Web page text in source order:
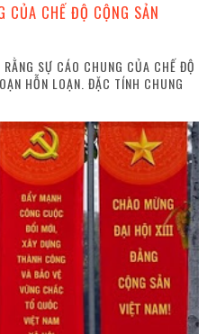
CỦA CHẾ ĐỘ CỘNG SẢN
SỰ CÁO CHUNG CỦA CHẾ ĐỘ
HỖN LOẠN. ĐẶC TÍNH CHUNG